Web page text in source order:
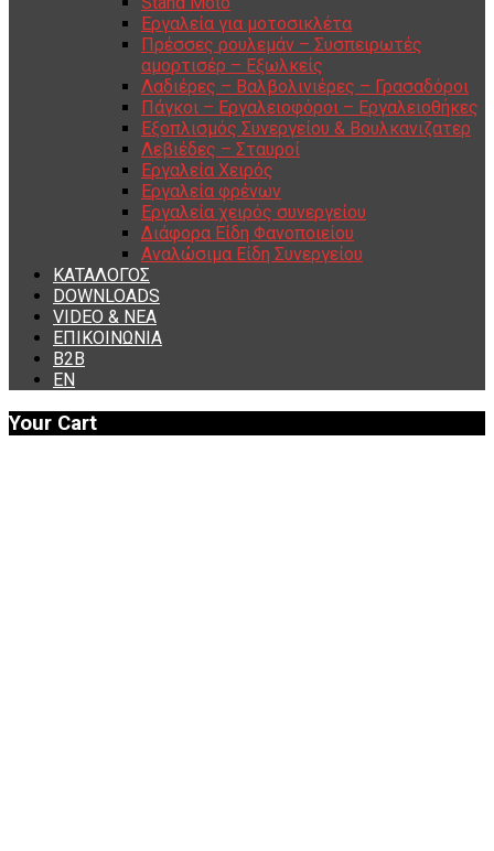
Εργαλεία για μοτοσικλέτα
Πρέσσες ρουλεμάν – Συσπειρωτές
αμορτισέρ – Εξωλκείς
Λαδιέρες – Βαλβολινιέρες – Γρασαδόροι
Πάγκοι – Εργαλειοφόροι – Εργαλειοθήκες
Εξοπλισμός Συνεργείου & Βουλκανιζατερ
Λεβιέδες – Σταυροί
Εργαλεία Χειρός
Εργαλεία φρένων
Εργαλεία χειρός συνεργείου
Διάφορα Είδη Φανοποιείου
Αναλώσιμα Είδη Συνεργείου
ΚΑΤΑΛΟΓΟΣ
DOWNLOADS
VIDEO & ΝΕΑ
ΕΠΙΚΟΙΝΩΝΙΑ
B2B
ΕΝ
Your Cart